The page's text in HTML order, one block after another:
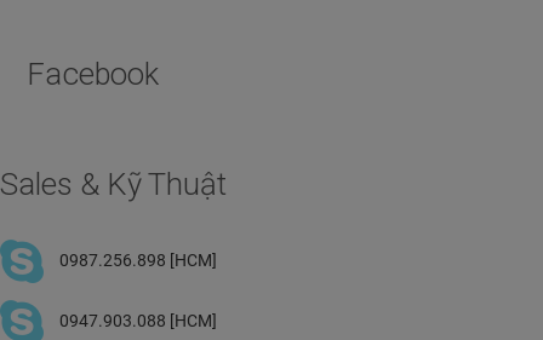
Facebook
Sales & Kỹ Thuật
0987.256.898 [HCM]
0947.903.088 [HCM]